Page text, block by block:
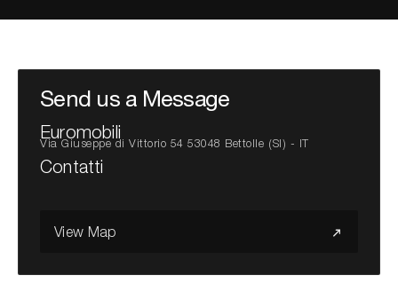
Send us a Message
Euromobili
Via Giuseppe di Vittorio 54 53048 Bettolle (SI) - IT
Contatti
View Map